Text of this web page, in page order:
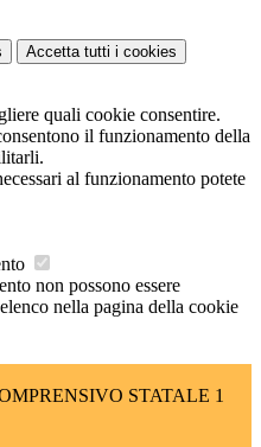
Accetta tutti i cookies
quali cookie consentire.
il funzionamento della
al funzionamento potete
non possono essere
nella pagina della cookie
STATALE 1